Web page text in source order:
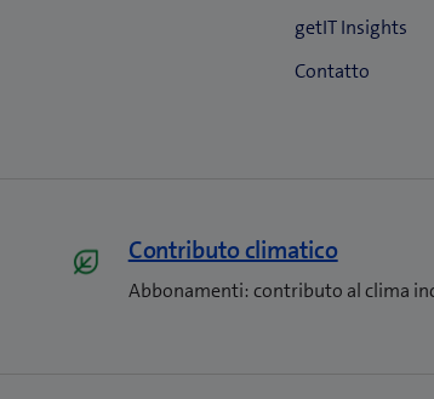
Contributo climatico
Abbonamenti: contributo al clima